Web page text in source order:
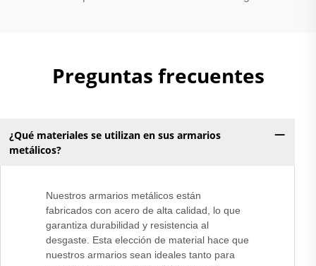
Preguntas frecuentes
¿Qué materiales se utilizan en sus armarios
metálicos?
Nuestros armarios metálicos están
fabricados con acero de alta calidad, lo que
garantiza durabilidad y resistencia al
desgaste. Esta elección de material hace que
nuestros armarios sean ideales tanto para